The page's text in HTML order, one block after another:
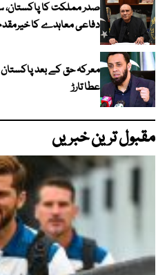
صدر مملکت کا پاکستان،
دفاعی معاہدے کا
معرکہ حق کے بعد
عطا تارڑ
مقبول ترین خبریں